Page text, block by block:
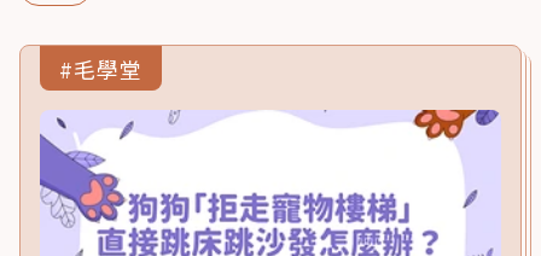
#毛學堂